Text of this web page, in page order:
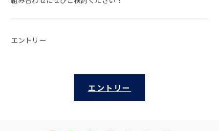
エントリー
エントリー